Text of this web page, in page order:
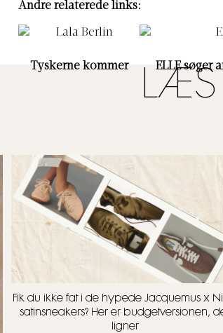
Andre relaterede links:
Tyskerne kommer ELLE søger
Fik du ikke fat i de hypede Jacquemus x
satinsneakers? Her er budgetversionen,
ligner